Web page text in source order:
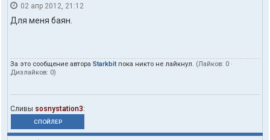
02 апр 2012, 21:12
Для меня баян.
За это сообщение автора Starkbitпока никто не лайкнул. (Лайков: 0 ·
Дизлайков: 0)
Сливы sosnystation3:
СПОЙЛЕР